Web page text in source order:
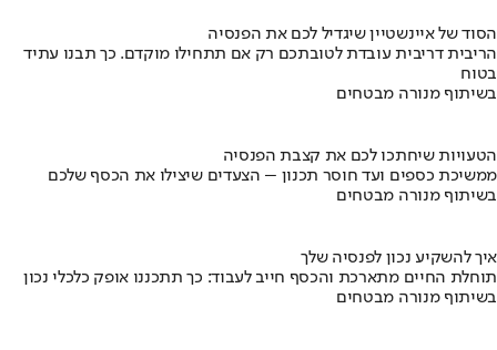
הסוד של איינשטיין שיגדיל לכם את הפנסיה
הריבית דריבית עובדת לטובתכם רק אם תתחילו מוקדם. כך תבנו עתיד
בטוח
בשיתוף מנורה מבטחים
הטעויות שיחתכו לכם את קצבת הפנסיה
ממשיכת כספים ועד חוסר תכנון – הצעדים שיצילו את הכסף שלכם
בשיתוף מנורה מבטחים
איך להשקיע נכון לפנסיה שלך
תוחלת החיים מתארכת והכסף חייב לעבוד: כך תתכננו אופק כלכלי נכון
בשיתוף מנורה מבטחים